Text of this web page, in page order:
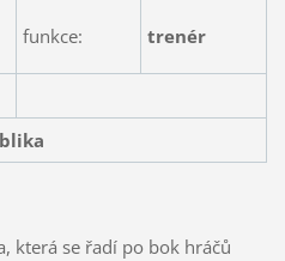
funkce: trenér
která se řadí po bok hráčů